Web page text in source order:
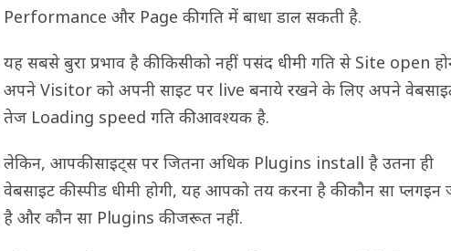
Performance और Page की गति में बाधा डाल सकती है.
यह सबसे बुरा प्रभाव है की किसीको नहीं पसंद धीमी गति से Site open
अपने Visitor को अपनी साइट पर live बनाये रखने के लिए अपने
तेज Loading speed गति की आवश्यक है.
लेकिन, आपकी साइट्स पर जितना अधिक Plugins install है उतना ही
वेबसाइट की स्पीड धीमी होगी, यह आपको तय करना है की कौन सा प्लगइन
है और कौन सा Plugins की जरूत नहीं.